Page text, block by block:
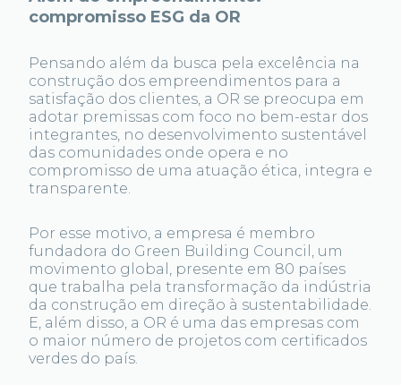
compromisso ESG da OR
Pensando além da busca pela excelência na
construção dos empreendimentos para a
satisfação dos clientes, a OR se preocupa em
adotar premissas com foco no bem-estar dos
integrantes, no desenvolvimento sustentável
das comunidades onde opera e no
compromisso de uma atuação ética, integra e
transparente.
Por esse motivo, a empresa é membro
fundadora do Green Building Council, um
movimento global, presente em 80 países
que trabalha pela transformação da indústria
da construção em direção à sustentabilidade.
E, além disso, a OR é uma das empresas com
o maior número de projetos com certificados
verdes do país.